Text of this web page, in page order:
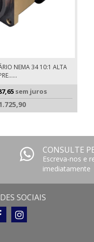
NEMA 34 10:1 ALTA
sem juros
CONSULTE
Escreva-nos e
imediatamente
SOCIAIS